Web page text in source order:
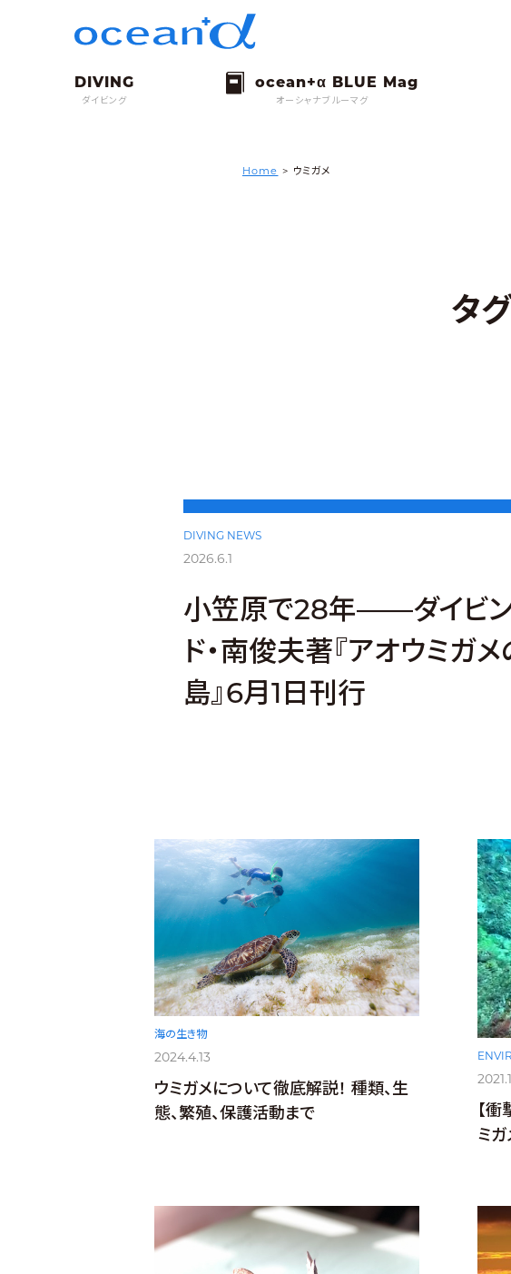
ダイビング オーシャナブルーマグ
Home > ウミガメ
タ
DIVING NEWS
2026.6.1
小笠原で28年——ダイビ
ド・南俊夫著『アオウミガ
島』6月1日刊行
海の生き物
2024.4.13
ウミガメについて徹底解説！ 種類、生
態、繁殖、保護活動まで
【
ミ